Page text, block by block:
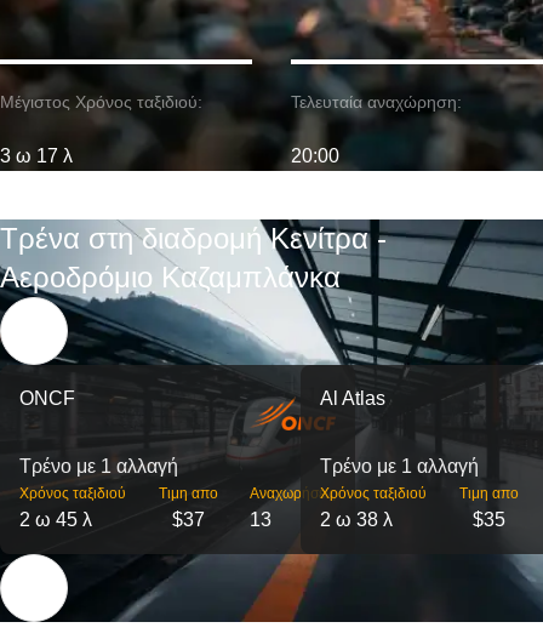
Μέγιστος Χρόνος ταξιδιού:
3 ω 17 λ
Τελευταία αναχώρηση:
20:00
Τρένα στη διαδρομή Κενίτρα -
Αεροδρόμιο Καζαμπλάνκα
ONCF
Τρένο με 1 αλλαγή
Χρόνος ταξιδιού
2 ω 45 λ
Τιμη απο
$37
Αναχωρήσεις
13
Al Atlas
Τρένο με 1 αλλαγή
Χρόνος ταξιδιού
2 ω 38 λ
Τιμη απο
$35